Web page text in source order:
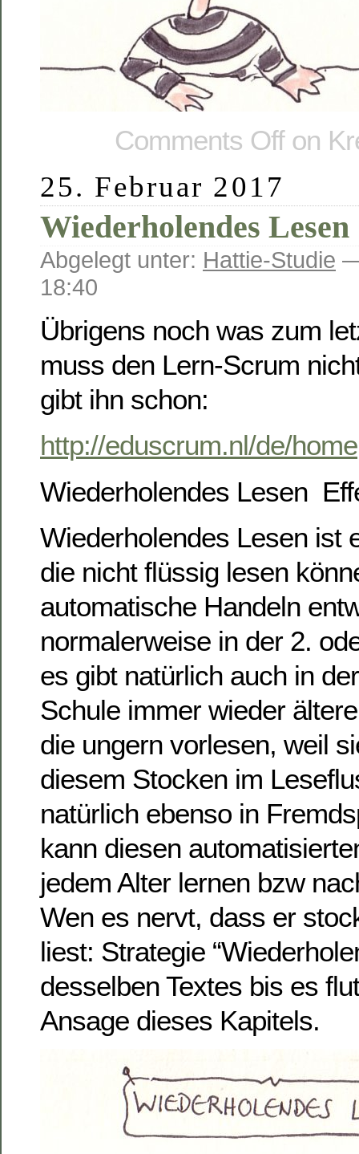
Comments Offon
25. Februar 2017
Wiederholendes Lesen
Abgelegt unter: Hattie-Studie
18:40
Übrigens noch was zum
muss den Lern-Scrum
gibt ihn schon:
http://eduscrum.nl/de/home
Wiederholendes Lesen
Wiederholendes Lesen ist
die nicht flüssig lesen
automatische Handeln
normalerweise in der 2.
es gibt natürlich auch in
Schule immer wieder
die ungern vorlesen, weil
diesem Stocken im
natürlich ebenso in
kann diesen
jedem Alter lernen bzw
Wen es nervt, dass er
liest: Strategie
desselben Textes bis es
Ansage dieses Kapitels.